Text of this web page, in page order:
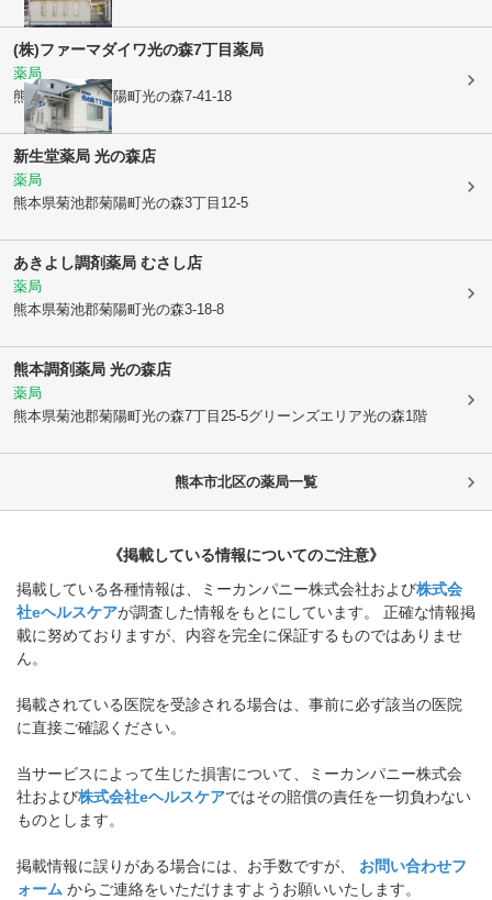
(株)ファーマダイワ光の森7丁目薬局
薬局
熊本県菊池郡菊陽町光の森7-41-18
新生堂薬局 光の森店
薬局
熊本県菊池郡菊陽町光の森3丁目12-5
あきよし調剤薬局 むさし店
薬局
熊本県菊池郡菊陽町光の森3-18-8
熊本調剤薬局 光の森店
薬局
熊本県菊池郡菊陽町光の森7丁目25-5グリーンズエリア光の森1階
熊本市北区の薬局一覧
《掲載している情報についてのご注意》
掲載している各種情報は、ミーカンパニー株式会社および株式会
社eヘルスケアが調査した情報をもとにしています。 正確な情報掲
載に努めておりますが、内容を完全に保証するものではありませ
ん。
掲載されている医院を受診される場合は、事前に必ず該当の医院
に直接ご確認ください。
当サービスによって生じた損害について、ミーカンパニー株式会
社および株式会社eヘルスケアではその賠償の責任を一切負わない
ものとします。
掲載情報に誤りがある場合には、お手数ですが、
お問い合わせフ
ォーム からご連絡をいただけますようお願いいたします。